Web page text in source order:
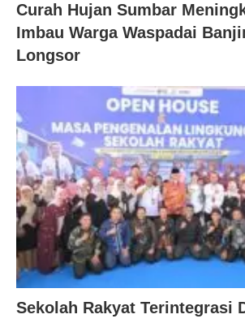
Curah Hujan Sumbar
Imbau Warga Waspadai
Longsor
Sekolah Rakyat Terintegrasi